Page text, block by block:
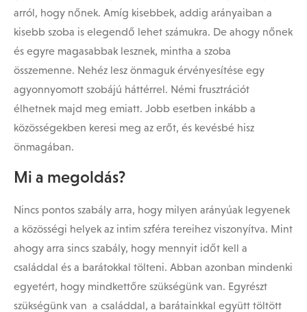
arról, hogy nőnek. Amíg kisebbek, addig arányaiban a
kisebb szoba is elegendő lehet számukra. De ahogy nőnek
és egyre magasabbak lesznek, mintha a szoba
összemenne. Nehéz lesz önmaguk érvényesítése egy
agyonnyomott szobájú háttérrel. Némi frusztrációt
élhetnek majd meg emiatt. Jobb esetben inkább a
közösségekben keresi meg az erőt, és kevésbé hisz
önmagában.
Mi a megoldás?
Nincs pontos szabály arra, hogy milyen arányúak legyenek
a közösségi helyek az intim szféra tereihez viszonyítva. Mint
ahogy arra sincs szabály, hogy mennyit időt kell a
családdal és a barátokkal tölteni. Abban azonban mindenki
egyetért, hogy mindkettőre szükségünk van. Egyrészt
szükségünk van a családdal, a barátainkkal együtt töltött